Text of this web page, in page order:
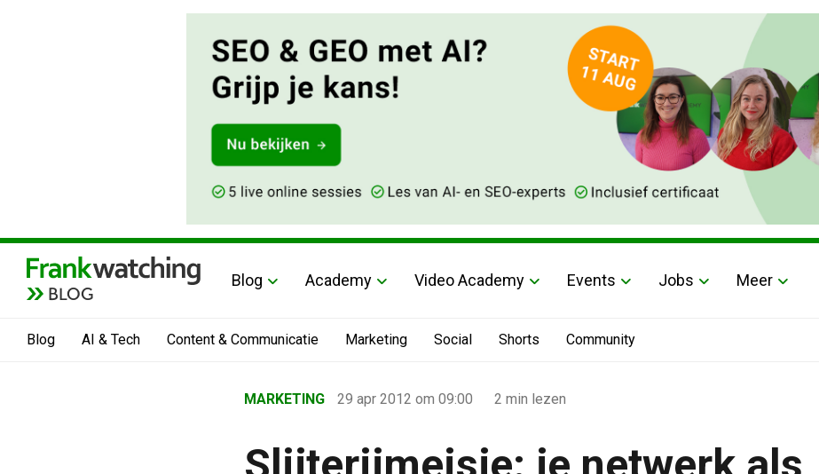
BLOG
Blog Academy Video Academy Events Jobs Meer
Blog AI & Tech Content & Communicatie Marketing Social Shorts Community
›
›
MARKETING 29 apr 2012 om 09:00 2 min lezen